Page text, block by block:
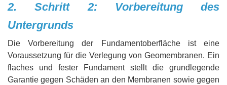
2. Schritt 2: Vorbereitung des
Untergrunds
Die Vorbereitung der Fundamentoberfläche ist eine
Voraussetzung für die Verlegung von Geomembranen. Ein
flaches und fester Fundament stellt die grundlegende
Garantie gegen Schäden an den Membranen sowie gegen